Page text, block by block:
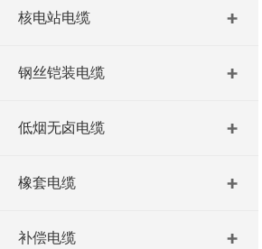
核电站电缆
钢丝铠装电缆
低烟无卤电缆
橡套电缆
补偿电缆